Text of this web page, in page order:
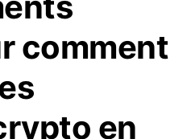
comment
en